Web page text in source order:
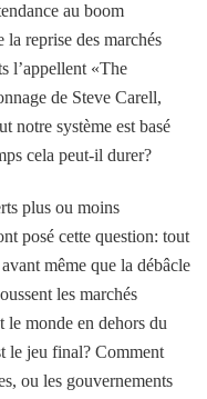
au boom
reprise des marchés
l’appellent «The
de Steve Carell,
notre système est basé
cela peut-il durer?
plus ou moins
posé cette question: tout
même que la débâcle
les marchés
le monde en dehors du
le jeu final? Comment
ou les gouvernements